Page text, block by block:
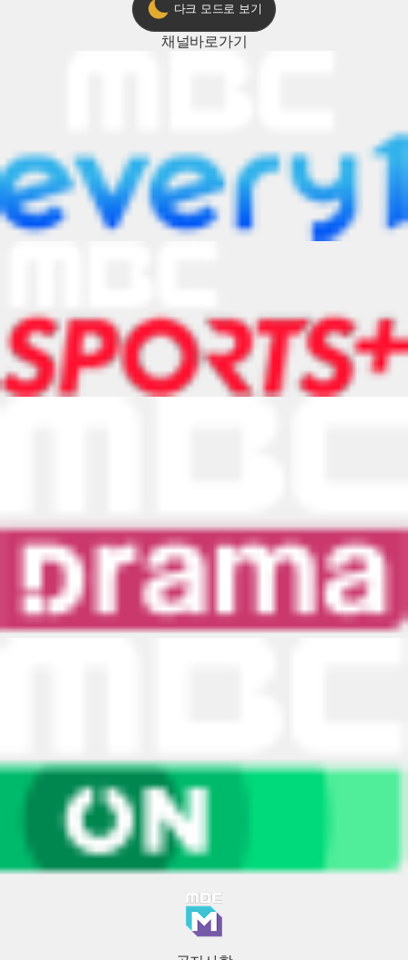
다크 모드로 보기
채널바로가기